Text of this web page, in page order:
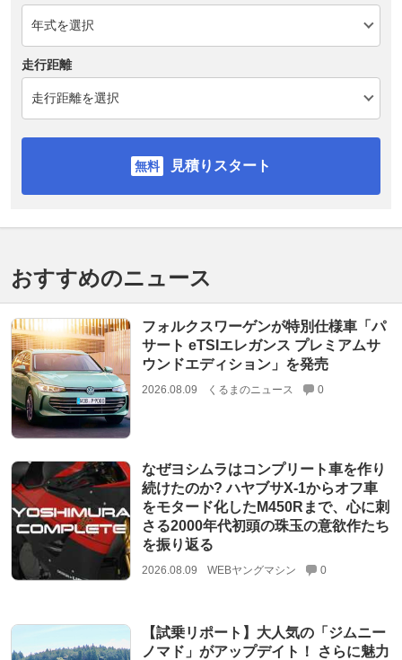
走行距離
見積りスタート
おすすめのニュース
フォルクスワーゲンが特別仕様車「パ
サート eTSIエレガンス プレミアムサ
ウンドエディション」を発売
2026.08.09 くるまのニュース 0
なぜヨシムラはコンプリート車を作り
続けたのか? ハヤブサX-1からオフ車
をモタード化したM450Rまで、心に刺
さる2000年代初頭の珠玉の意欲作たち
を振り返る
2026.08.09 WEBヤングマシン 0
【試乗リポート】大人気の「ジムニー
ノマド」がアップデイト！ さらに魅力